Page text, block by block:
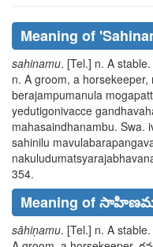
Meaning of
sahinamu. [Tel.] n. A stable.
n. A groom, a horsekeeper,
berajampumanula
yedutigonivacce
mahasaindhanambu. Swa.
sahinilu
354.
Meaning of
sāhiṇamu. [Tel.] n. A stable.